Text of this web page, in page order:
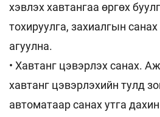
хэвлэх хавтангаа өргөх
тохируулга, захиалгын
агуулна.
• Хавтанг цэвэрлэх санах.
хавтанг цэвэрлэхийн тулд
автоматаар санах утга